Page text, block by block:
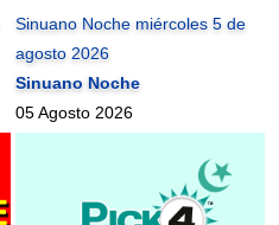
Sinuano Noche miércoles 5 de
agosto 2026
Sinuano Noche
05 Agosto 2026